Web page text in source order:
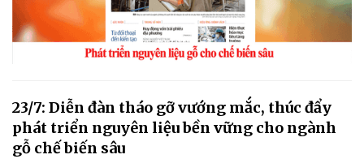
23/7: Diễn đàn tháo gỡ vướng mắc, thúc đẩy
phát triển nguyên liệu bền vững cho ngành
gỗ chế biến sâu